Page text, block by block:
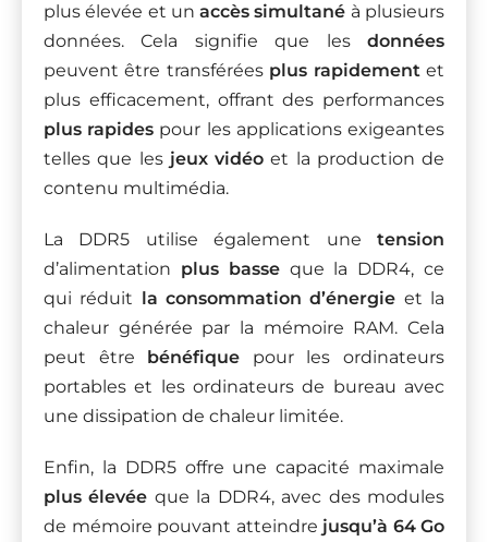
plus élevée et unaccès simultané à plusieurs
données. Cela signifie que les données
peuvent être transférées plus rapidementet
plus efficacement, offrant des performances
plus rapides pour les applications exigeantes
telles que les jeux vidéo et la production de
contenu multimédia.
La DDR5 utilise également une tension
d’alimentation plus basseque la DDR4, ce
qui réduit la consommation d’énergie et la
chaleur générée par la mémoire RAM. Cela
peut être bénéfique pour les ordinateurs
portables et les ordinateurs de bureau avec
une dissipation de chaleur limitée.
Enfin, la DDR5 offre une capacité maximale
plus élevée que la DDR4, avec des modules
de mémoire pouvant atteindre jusqu’à 64 Go